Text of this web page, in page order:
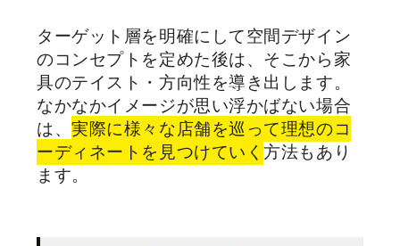
ターゲット層を明確にして空間デザイン
のコンセプトを定めた後は、そこから家
具のテイスト・方向性を導き出します。
なかなかイメージが思い浮かばない場合
は、実際に様々な店舗を巡って理想のコ
ーディネートを見つけていく方法もあり
ます。